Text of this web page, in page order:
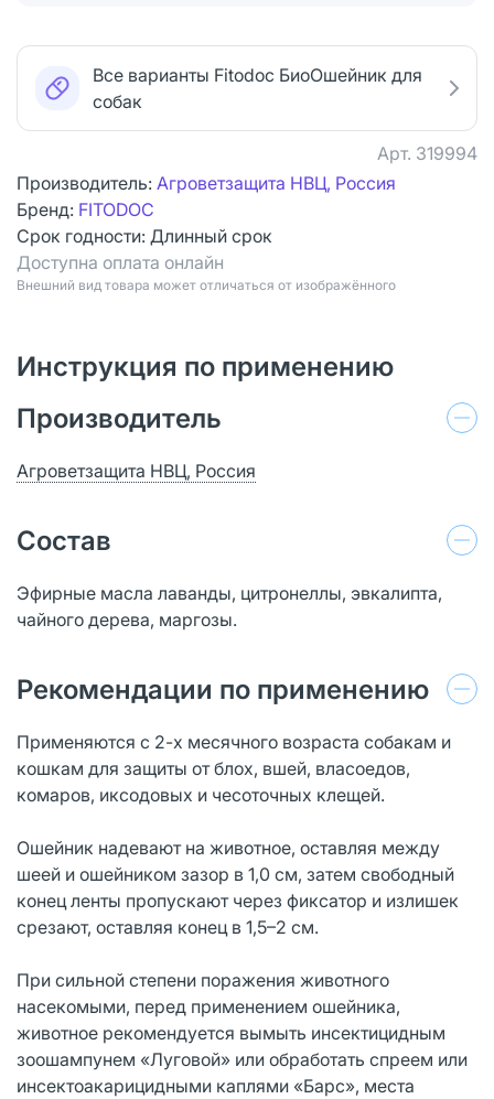
Все варианты Fitodoс БиоОшейник для
собак
Арт. 319994
Производитель: Агроветзащита НВЦ, Россия
Бренд: FITODOC
Срок годности: Длинный срок
Доступна оплата онлайн
Bнешний вид товара может отличаться от изображённого
Инструкция по применению
Производитель
Агроветзащита НВЦ, Россия
Состав
Эфирные масла лаванды, цитронеллы, эвкалипта,
чайного дерева, маргозы.
Рекомендации по применению
Применяются с 2-х месячного возраста собакам и
кошкам для защиты от блох, вшей, власоедов,
комаров, иксодовых и чесоточных клещей.
Ошейник надевают на животное, оставляя между
шеей и ошейником зазор в 1,0 см, затем свободный
конец ленты пропускают через фиксатор и излишек
срезают, оставляя конец в 1,5–2 см.
При сильной степени поражения животного
насекомыми, перед применением ошейника,
животное рекомендуется вымыть инсектицидным
зоошампунем «Луговой» или обработать спреем или
инсектоакарицидными каплями «Барс», места